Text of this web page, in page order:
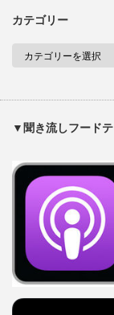
カテゴリー
▼聞き流しフード